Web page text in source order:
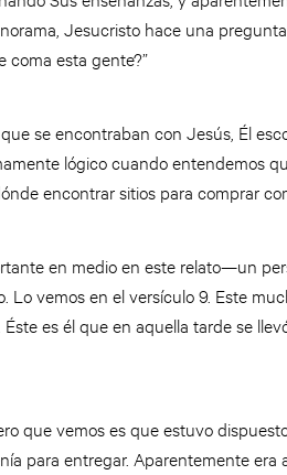
Jesucristo hace una
coma esta gente?”
se encontraban con Jesús, Él
lógico cuando entendemos
encontrar sitios para comprar
en medio en este relato—un
vemos en el versículo 9. Este
es él que en aquella tarde se
que vemos es que estuvo
para entregar. Aparentemente era